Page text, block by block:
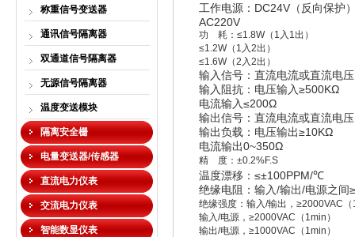
称重信号变送器
通讯信号隔离器
双通道信号隔离器
无源信号隔离器
温度变送模块
隔离安全栅
电量变送器/传感器
直流电力仪表
交流电力仪表
智能数显仪表
工作电源： DC24V（反向保护
AC220V
功 耗： ≤1.8W（ 1 入 1出）
≤1.2W（ 1 入2出）
≤1.6W（2 入2出）
输入信号：直流电流或直流电压
输入阻抗：电压输入≥500KΩ
电流输入≤200Ω
输出信号：直流电流或直流电压
输出负载：电压输出≥10KΩ
电流输出0~350Ω
精 度： ±0.2%F.S
温度漂移： ≤±100PPM/℃
绝缘电阻：输入/输出/电源之间
绝缘强度：输入/输出， ≥2000VAC （
输入/电源， ≥2000VAC （ 1min ）
输出/电源， ≥1000VAC （ 1min ）